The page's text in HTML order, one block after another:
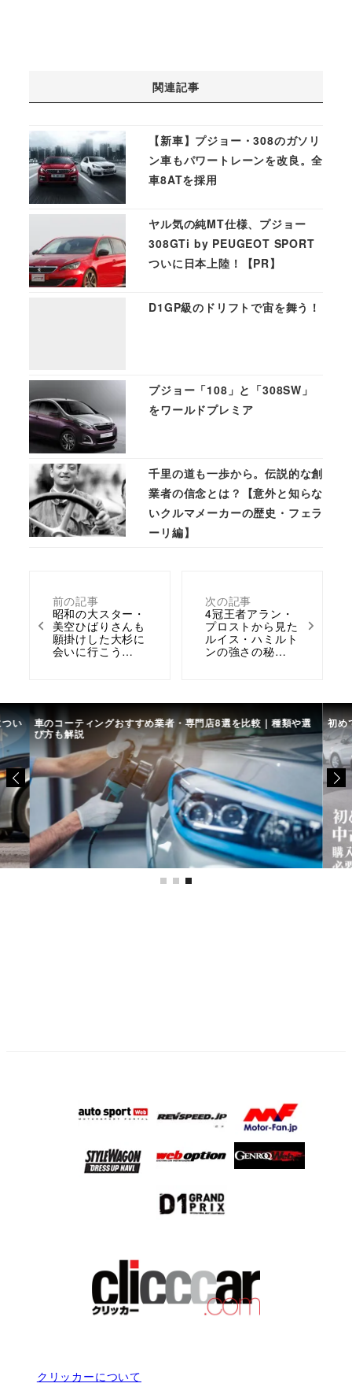
前の記事
昭和の大スター・
美空ひばりさんも
願掛けした大杉に
会いに行こう…
次の記事
4冠王者アラン・
プロストから見た
ルイス・ハミルト
ンの強さの秘…
関連記事
【新車】プジョー・308のガソリ
ン車もパワートレーンを改良。全
車8ATを採用
ヤル気の純MT仕様、プジョー
308GTi by PEUGEOT SPORT
ついに日本上陸！【PR】
D1GP級のドリフトで宙を舞う！
プジョー「108」と「308SW」
をワールドプレミア
千里の道も一歩から。伝説的な創
業者の信念とは？【意外と知らな
いクルマメーカーの歴史・フェラ
ーリ編】
い 車のコーティングおすすめ業者・専門店8選を比較｜種類や選
び方も解説
初め
クリッカーについて